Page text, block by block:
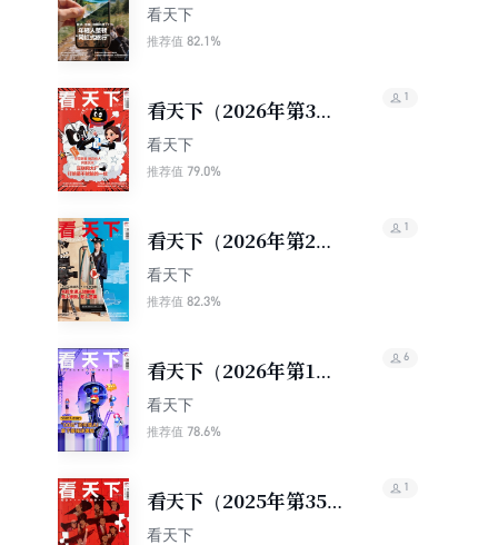
期）
看天下
推荐值 82.1%
看天下（2026年第3
期）
看天下
推荐值 79.0%
1
看天下（2026年第2
期）
看天下
推荐值 82.3%
1
看天下（2026年第1
期）
看天下
推荐值 78.6%
6
看天下（2025年第35
期）
看天下
1